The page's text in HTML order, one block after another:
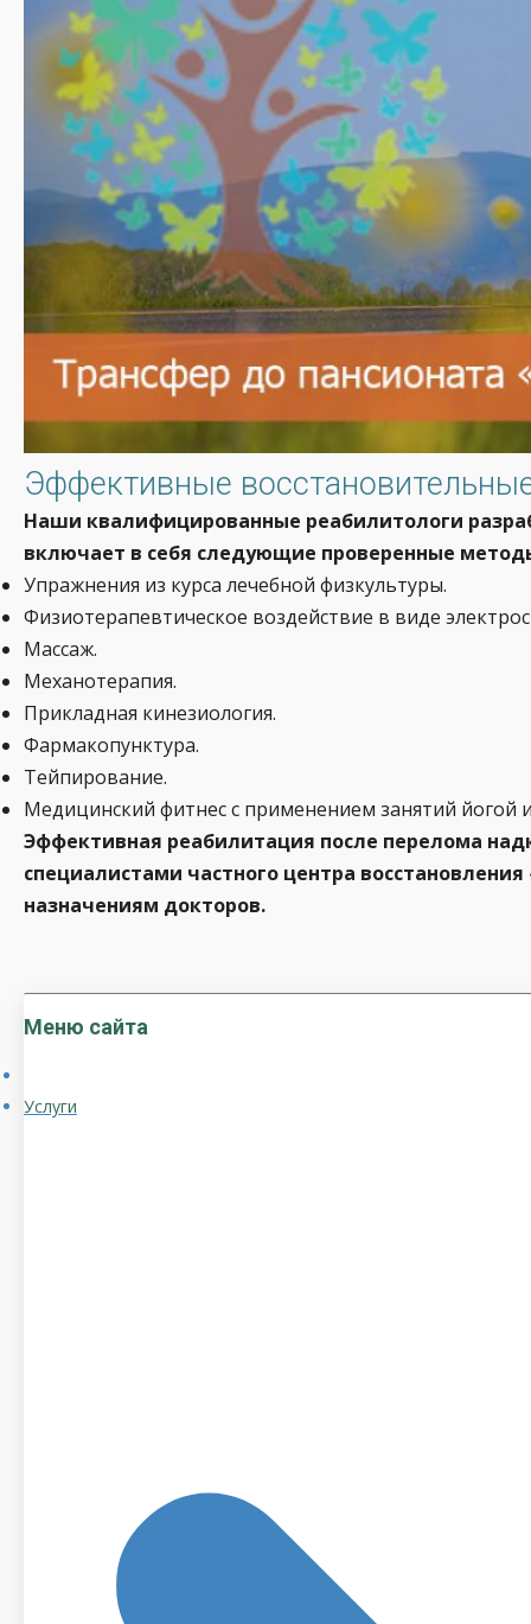
Эффективные
Наши квалифицированные реабилитологи
включает в себя следующие проверенные
Упражнения из курса лечебной физкультуры.
Физиотерапевтическое воздействие в виде
Массаж.
Механотерапия.
Прикладная кинезиология.
Фармакопунктура.
Тейпирование.
Медицинский фитнес с применением занятий йогой
Эффективная реабилитация после перелома
специалистами частного центра восстановления
назначениям докторов.
Меню сайта
Услуги